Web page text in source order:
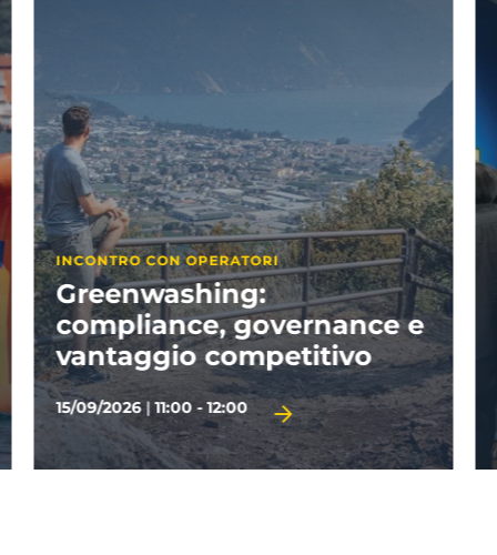
APPUNTAMENTI PARTNER
Visitate il Garda
29/09/2026 14:30 - 17:00
TERMINE D'ISCRIZIONE 28/09/2026